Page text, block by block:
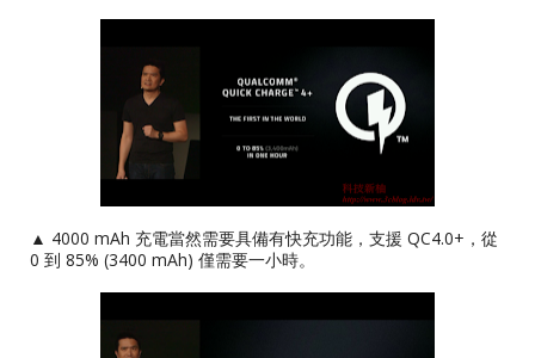
▲ 4000 mAh 充電當然需要具備有快充功能，支援 QC4.0+，從
0 到 85% (3400 mAh) 僅需要一小時。